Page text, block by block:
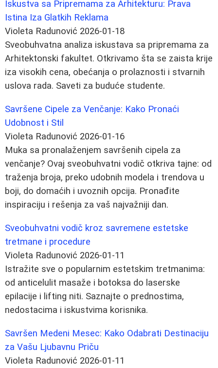
Iskustva sa Pripremama za Arhitekturu: Prava
Istina Iza Glatkih Reklama
Violeta Radunović 2026-01-18
Sveobuhvatna analiza iskustava sa pripremama za
Arhitektonski fakultet. Otkrivamo šta se zaista krije
iza visokih cena, obećanja o prolaznosti i stvarnih
uslova rada. Saveti za buduće studente.
Savršene Cipele za Venčanje: Kako Pronaći
Udobnost i Stil
Violeta Radunović 2026-01-16
Muka sa pronalaženjem savršenih cipela za
venčanje? Ovaj sveobuhvatni vodič otkriva tajne: od
traženja broja, preko udobnih modela i trendova u
boji, do domaćih i uvoznih opcija. Pronađite
inspiraciju i rešenja za vaš najvažniji dan.
Sveobuhvatni vodič kroz savremene estetske
tretmane i procedure
Violeta Radunović 2026-01-11
Istražite sve o popularnim estetskim tretmanima:
od anticelulit masaže i botoksa do laserske
epilacije i lifting niti. Saznajte o prednostima,
nedostacima i iskustvima korisnika.
Savršen Medeni Mesec: Kako Odabrati Destinaciju
za Vašu Ljubavnu Priču
Violeta Radunović 2026-01-11